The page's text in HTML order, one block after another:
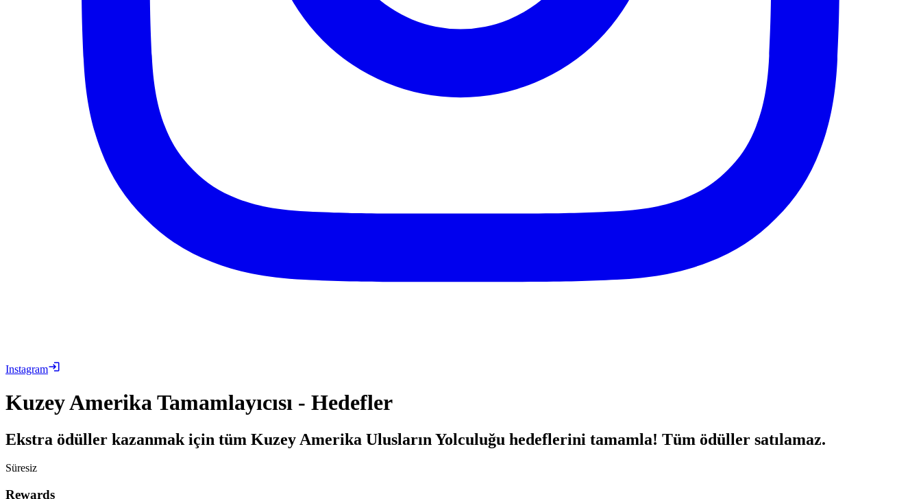
Instagram
Kuzey Amerika Tamamlayıcısı - Hedefler
Ekstra ödüller kazanmak için tüm Kuzey Amerika Ulusların Yolculuğu hedeflerini tamamla! Tüm ödüller satılamaz.
Süresiz
Rewards